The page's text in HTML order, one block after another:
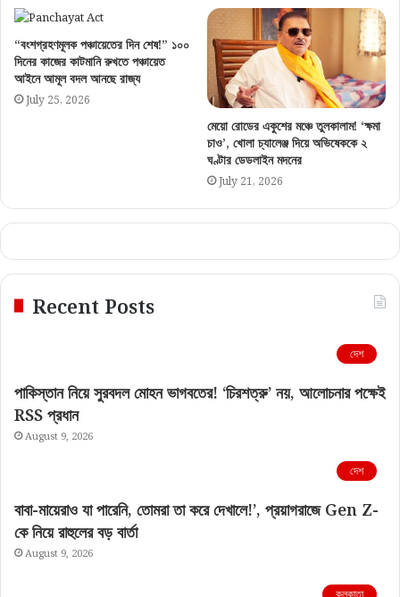
“বংশগ্রহণমূলক পঞ্চায়েতের দিন শেষ!” ১০০
দিনের কাজের কাটমানি রুখতে পঞ্চায়েত
আইনে আমূল বদল আনছে রাজ্য
July 25, 2026
মেয়ো রোডের একুশের মঞ্চে তুলকালাম! ‘ক্ষমা
চাও’, খোলা চ্যালেঞ্জ দিয়ে অভিষেককে ২
ঘণ্টার ডেডলাইন মদনের
July 21, 2026
Recent Posts
দেশ
পাকিস্তান নিয়ে সুরবদল মোহন ভাগবতের! ‘চিরশত্রু’ নয়, আলোচনার পক্ষেই
RSS প্রধান
August 9, 2026
দেশ
বাবা-মায়েরাও যা পারেনি, তোমরা তা করে দেখালে!’, প্রয়াগরাজে Gen Z-
কে নিয়ে রাহুলের বড় বার্তা
August 9, 2026